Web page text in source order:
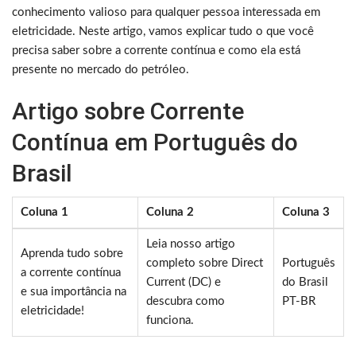
conhecimento valioso para qualquer pessoa interessada em
eletricidade. Neste artigo, vamos explicar tudo o que você
precisa saber sobre a corrente contínua e como ela está
presente no mercado do petróleo.
Artigo sobre Corrente
Contínua em Português do
Brasil
Coluna 1 Coluna 2 Coluna 3
Aprenda tudo sobre
a corrente contínua
e sua importância na
eletricidade!
Leia nosso artigo
completo sobre Direct
Current (DC) e
descubra como
funciona.
Português
do Brasil
PT-BR